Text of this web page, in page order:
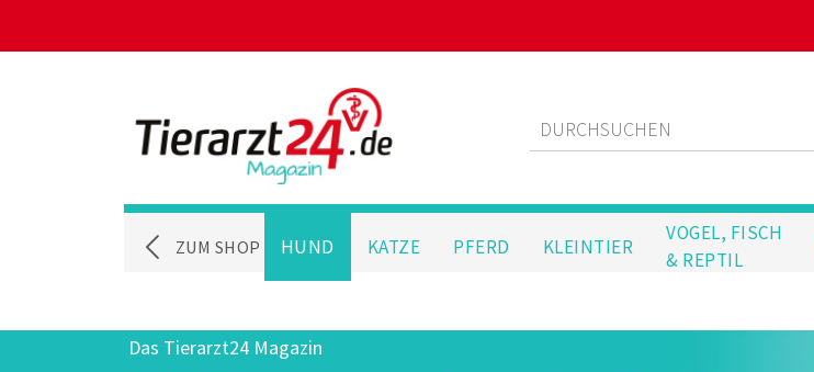
ZUM SHOP HUND KATZE PFERD KLEINTIER
VOGEL, FISCH
& REPTIL
Das Tierarzt24 Magazin